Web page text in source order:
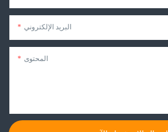
البريد الإلكتروني
المحتوى